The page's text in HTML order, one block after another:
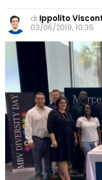
di Ippolito
03/06/2019, 10:35